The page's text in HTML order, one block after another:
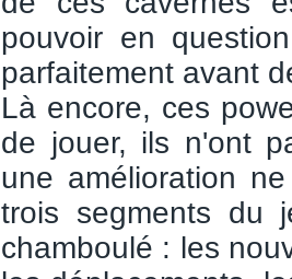
pouvoir en
parfaitement avant
Là encore, ces
de jouer, ils n'ont
une amélioration
trois segments du
chamboulé : les